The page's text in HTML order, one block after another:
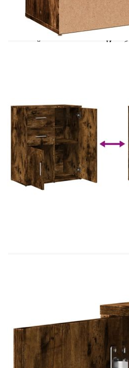
практичен дизайн.
Инженерната дървесина е с
качество с гладка
отличава със здравина,
устойчивост на влага.
достъпни.Широко
сайдборд осигурява повече
на предмети, като мобилни
лампи и др. Внимание:За да
преобръщане, този продукт
използва с анкер за
предоставено).
Цвят: Опушен дъб
Материал: Инженерно
Legal Documents:
Повече подробности за
преобръщането на
намерите
тук